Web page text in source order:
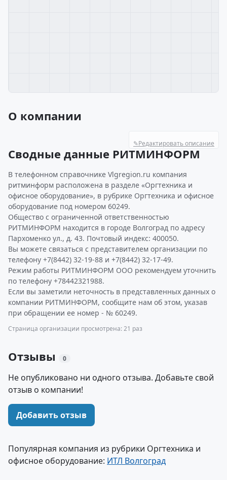
О компании
✎Редактировать описание
Сводные данные РИТМИНФОРМ
В телефонном справочнике Vlgregion.ru компания
ритминформ расположена в разделе «Оргтехника и
офисное оборудование», в рубрике Оргтехника и офисное
оборудование под номером 60249.
Общество с ограниченной ответственностью
РИТМИНФОРМ находится в городе Волгоград по адресу
Пархоменко ул., д. 43. Почтовый индекс: 400050.
Вы можете связаться с представителем организации по
телефону +7(8442) 32-19-88 и +7(8442) 32-17-49.
Режим работы РИТМИНФОРМ ООО рекомендуем уточнить
по телефону +78442321988.
Если вы заметили неточность в представленных данных о
компании РИТМИНФОРМ, сообщите нам об этом, указав
при обращении ее номер - № 60249.
Страница организации просмотрена: 21 раз
Отзывы 0
Не опубликовано ни одного отзыва. Добавьте свой
отзыв о компании!
Добавить отзыв
Популярная компания из рубрики Оргтехника и
офисное оборудование: ИТЛ Волгоград